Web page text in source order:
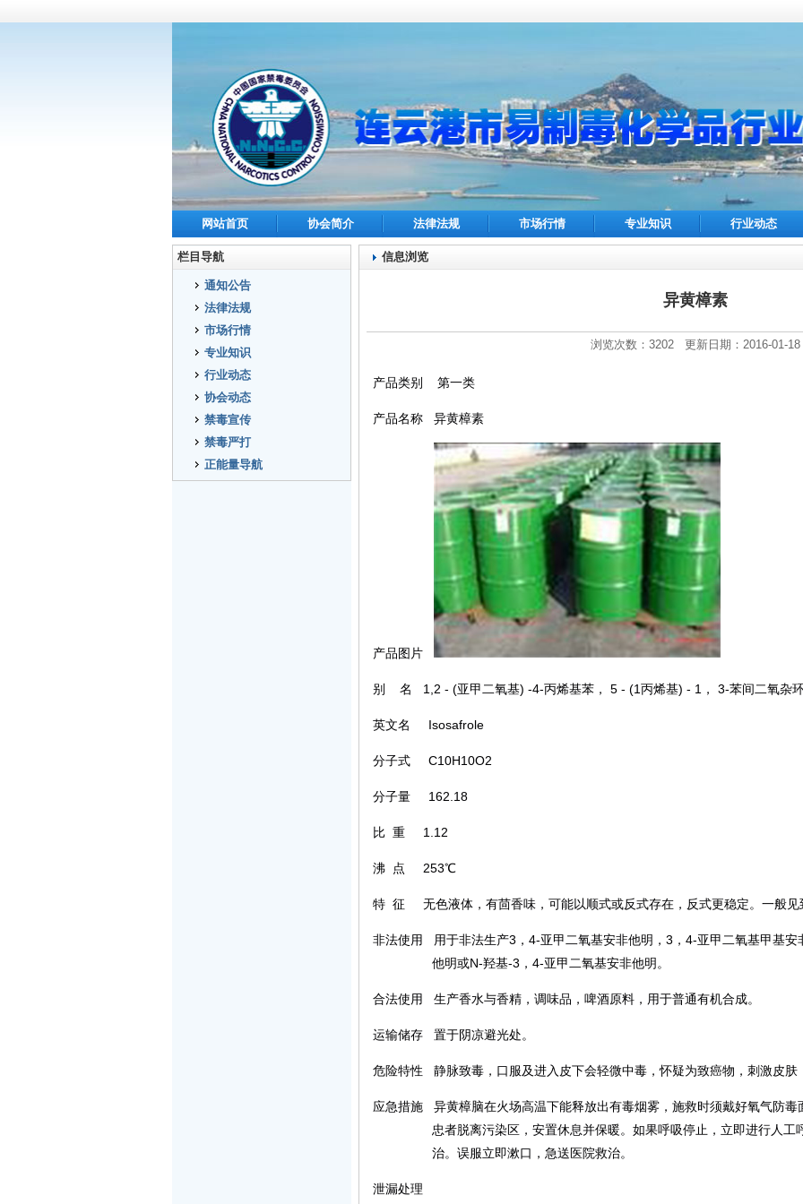
网站首页 协会简介 法律法规 市场行情 专业知识 行业动态
栏目导航
通知公告
法律法规
市场行情
专业知识
行业动态
协会动态
禁毒宣传
禁毒严打
正能量导航
信息浏览
异黄樟素
浏览次数：3202 更新日期：2016-01-18
产品类别 第一类
产品名称 异黄樟素
产品图片
别 名 1,2 - (亚甲二氧基) -4-丙烯基苯， 5 - (1丙烯基) - 1 ， 3-苯间二氧杂
英文名 Isosafrole
分子式 C10H10O2
分子量 162.18
比 重 1. 1 2
沸 点 253℃
特 征 无色液体，有茴香味，可能以顺式或反式存在，反式更稳定。一般
非法使用 用于非法生产3 ， 4-亚甲二氧基安非他明， 3 ， 4-亚甲二氧基甲基安
他明或N-羟基-3 ， 4-亚甲二氧基安非他明。
合法使用 生产香水与香精，调味品，啤酒原料，用于普通有机合成。
运输储存 置于阴凉避光处。
危险特性 静脉致毒，口服及进入皮下会轻微中毒，怀疑为致癌物，刺激皮
应急措施
异黄樟脑在火场高温下能释放出有毒烟雾，施救时须戴好氧气防毒
忠者脱离污染区，安置休息并保暖。如果呼吸停止，立即进行人
治。误服立即漱口，急送医院救治。
泄漏处理